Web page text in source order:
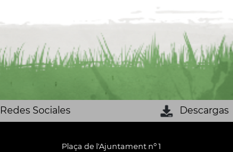
Redes Sociales Descargas
Plaça de l'Ajuntament nº 1